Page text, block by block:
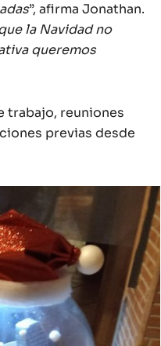
”, afirma Jonathan.
la Navidad no
queremos
trabajo, reuniones
previas desde